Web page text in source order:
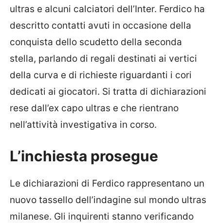
ultras e alcuni calciatori dell’Inter. Ferdico ha
descritto contatti avuti in occasione della
conquista dello scudetto della seconda
stella, parlando di regali destinati ai vertici
della curva e di richieste riguardanti i cori
dedicati ai giocatori. Si tratta di dichiarazioni
rese dall’ex capo ultras e che rientrano
nell’attività investigativa in corso.
L’inchiesta prosegue
Le dichiarazioni di Ferdico rappresentano un
nuovo tassello dell’indagine sul mondo ultras
milanese. Gli inquirenti stanno verificando